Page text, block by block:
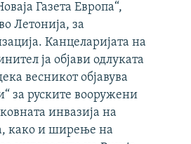
Газета Европа“,
Летонија, за
Канцеларијата на
ја објави одлуката
весникот објавува
за руските вооружени
инвазија на
како и ширење на